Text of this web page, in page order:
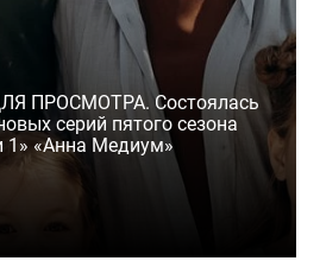
ПРОСМОТРА. Состоялась
серий пятого сезона
1» «Анна Медиум»